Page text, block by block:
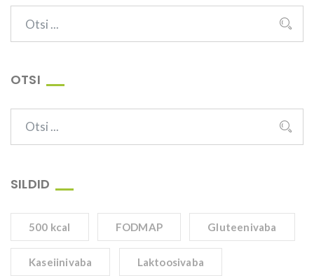
OTSI
SILDID
500 kcal FODMAP Gluteenivaba
Kaseiinivaba Laktoosivaba